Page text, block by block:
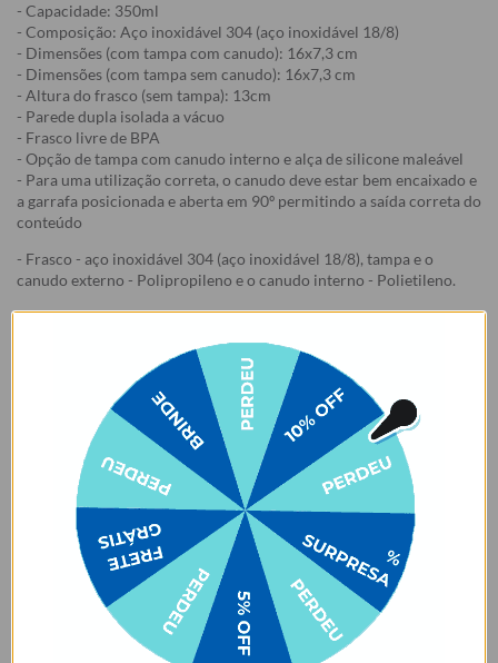
- Capacidade: 350ml
- Composição: Aço inoxidável 304 (aço inoxidável 18/8)
- Dimensões (com tampa com canudo): 16x7,3 cm
- Dimensões (com tampa sem canudo): 16x7,3 cm
- Altura do frasco (sem tampa): 13cm
- Parede dupla isolada a vácuo
- Frasco livre de BPA
- Opção de tampa com canudo interno e alça de silicone maleável
- Para uma utilização correta, o canudo deve estar bem encaixado e
a garrafa posicionada e aberta em 90º permitindo a saída correta do
conteúdo
- Frasco - aço inoxidável 304 (aço inoxidável 18/8), tampa e o
canudo externo - Polipropileno e o canudo interno - Polietileno.
Como cuidar da sua Garrafa Fresh
1. Lavar o produto antes do primeiro uso;
2. Não colocar o produto na geladeira ou no congelador, isso pode
danificá-lo. Recomenda-se pré-aquecer ou pré-resfriar a garrafa
com água antes de colocar o conteúdo, para mais tempo de
conservação.
3. Lave à mão. Não colocar na lava-louças. Não usar esponjas muito
abrasivas ao lavar, risco de arranhar a estampa.
4. Evitar contato com objetos pontiagudos e ásperos com risco de
arranhar a estampa.
5. Evitar contato com acetona, álcool e líquidos à base de cloro.
6. Certifique-se de que a tampa está fechada e a borracha bem
posicionada antes de carregar o produto, para evitar que o líquido
7. Evitar o armazenamento de líquidos gaseificados na garrafa.
8. Para garrafas que acompanham e-book, o e-book é enviado para